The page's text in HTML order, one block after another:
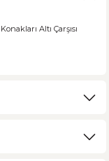
bir pastadır. Eski
Altı Çarşısı